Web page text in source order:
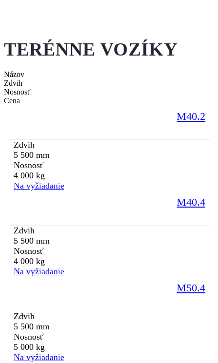
TERÉNNE VOZÍKY
Názov
Zdvih
Nosnosť
Cena
M40.2
Zdvih
5 500 mm
Nosnosť
4 000 kg
Na vyžiadanie
M40.4
Zdvih
5 500 mm
Nosnosť
4 000 kg
Na vyžiadanie
M50.4
Zdvih
5 500 mm
Nosnosť
5 000 kg
Na vyžiadanie